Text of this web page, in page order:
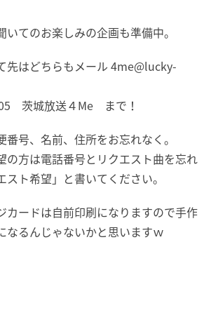
てのお楽しみの企画も準備中。
先はどちらもメール 4me@lucky-
茨城放送４Me まで！
番号、名前、住所をお忘れなく。
の方は電話番号とリクエスト曲を忘れ
ト希望」と書いてください。
カードは自前印刷になりますので手作
なるんじゃないかと思いますｗ